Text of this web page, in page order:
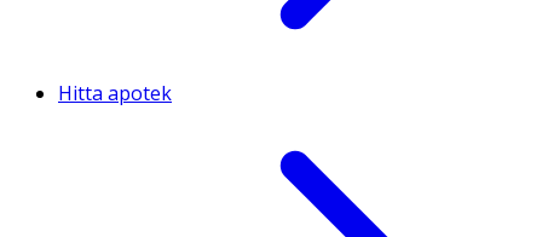
Hitta apotek